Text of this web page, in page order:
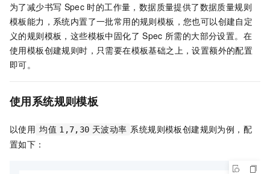
为了减少书写 Spec 时的工作量，数据质量提供了数据质量规则
模板能力，系统内置了一批常用的规则模板，您也可以创建自定
义的规则模板，这些模板中固化了 Spec 所需的大部分设置。在
使用模板创建规则时，只需要在模板基础之上，设置额外的配置
即可。
使用系统规则模板
以使用 均值 1,7,30 天波动率 系统规则模板创建规则为例，配
置如下：